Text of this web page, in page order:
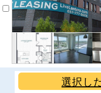
選択し